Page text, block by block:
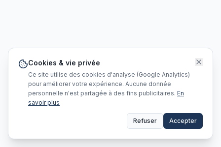
Cookies & vie privée
Ce site utilise des cookies d'analyse (Google Analytics)
pour améliorer votre expérience. Aucune donnée
personnelle n'est partagée à des fins publicitaires. En
savoir plus
Refuser Accepter